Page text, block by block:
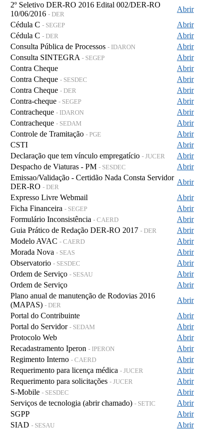
2º Seletivo DER-RO 2016 Edital 002/DER-RO
10/06/2016 - DER
Abrir
Cédula C - SEGEP
Abrir
Cédula C - DER
Abrir
Consulta Pública de Processos - IDARON
Abrir
Consulta SINTEGRA - SEGEP
Abrir
Contra Cheque
Abrir
Contra Cheque - SESDEC
Abrir
Contra Cheque - DER
Abrir
Contra-cheque - SEGEP
Abrir
Contracheque - IDARON
Abrir
Contracheque - SEDAM
Abrir
Controle de Tramitação - PGE
Abrir
CSTI
Abrir
Declaração que tem vínculo empregatício - JUCER
Abrir
Despacho de Viaturas - PM - SESDEC
Abrir
Emissao/Validação - Certidão Nada Consta Servidor
DER-RO - DER
Abrir
Expresso Livre Webmail
Abrir
Ficha Financeira - SEGEP
Abrir
Formulário Inconsistência - CAERD
Abrir
Guia Prático de Redação DER-RO 2017 - DER
Abrir
Modelo AVAC - CAERD
Abrir
Morada Nova - SEAS
Abrir
Observatorio - SESDEC
Abrir
Ordem de Serviço - SESAU
Abrir
Ordem de Serviço
Abrir
Plano anual de manutenção de Rodovias 2016
(MAPAS) - DER
Abrir
Portal do Contribuinte
Abrir
Portal do Servidor - SEDAM
Abrir
Protocolo Web
Abrir
Recadastramento Iperon - IPERON
Abrir
Regimento Interno - CAERD
Abrir
Requerimento para licença médica - JUCER
Abrir
Requerimento para solicitações - JUCER
Abrir
S-Mobile - SESDEC
Abrir
Serviços de tecnologia (abrir chamado) - SETIC
Abrir
SGPP
Abrir
SIAD - SESAU
Abrir